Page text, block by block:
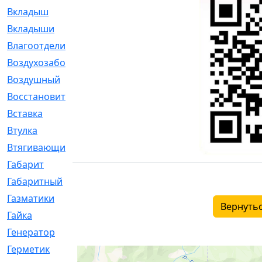
Вкладыш
Вкладыши
Влагоотделитель
Воздухозаборник
Воздушный
Восстановительный
Вставка
Втулка
Втягивающий
Габарит
[286]
Габаритный
Газматики
Гайка
Генератор
Герметик
[15]